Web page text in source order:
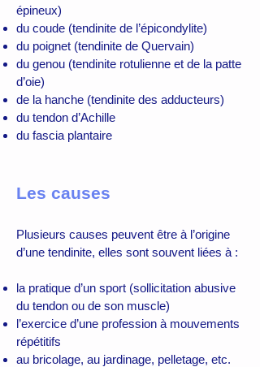
épineux)
du coude (tendinite de l’épicondylite)
du poignet (tendinite de Quervain)
du genou (tendinite rotulienne et de la patte
d’oie)
de la hanche (tendinite des adducteurs)
du tendon d’Achille
du fascia plantaire
Les causes
Plusieurs causes peuvent être à l’origine
d’une tendinite, elles sont souvent liées à :
la pratique d’un sport (sollicitation abusive
du tendon ou de son muscle)
l’exercice d’une profession à mouvements
répétitifs
au bricolage, au jardinage, pelletage, etc.